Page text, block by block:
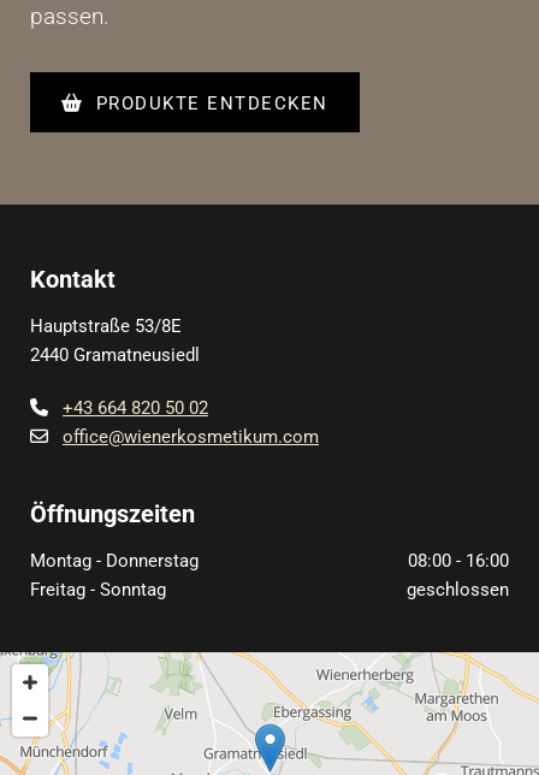
passen.
PRODUKTE ENTDECKEN
Kontakt
Hauptstraße 53/8E
2440 Gramatneusiedl
 +43 664 820 50 02
 office@wienerkosmetikum.com
Öffnungszeiten
Montag - Donnerstag
08:00 - 16:00
Freitag - Sonntag
geschlossen